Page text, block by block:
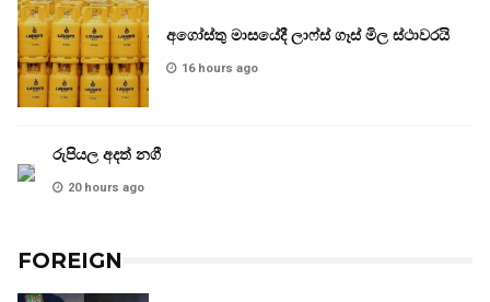
අගෝස්තු මාසයේදී ලාෆ්ස් ගෑස් මිල ස්ථාවරයි
16 hours ago
රුපියල අදත් නගී
20 hours ago
FOREIGN